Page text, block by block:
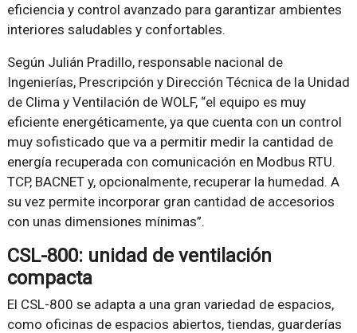
eficiencia y control avanzado para garantizar ambientes
interiores saludables y confortables.
Según Julián Pradillo, responsable nacional de
Ingenierías, Prescripción y Dirección Técnica de la Unidad
de Clima y Ventilación de WOLF, “el equipo es muy
eficiente energéticamente, ya que cuenta con un control
muy sofisticado que va a permitir medir la cantidad de
energía recuperada con comunicación en Modbus RTU.
TCP, BACNET y, opcionalmente, recuperar la humedad. A
su vez permite incorporar gran cantidad de accesorios
con unas dimensiones mínimas”.
CSL-800: unidad de ventilación
compacta
El CSL-800 se adapta a una gran variedad de espacios,
como oficinas de espacios abiertos, tiendas, guarderías